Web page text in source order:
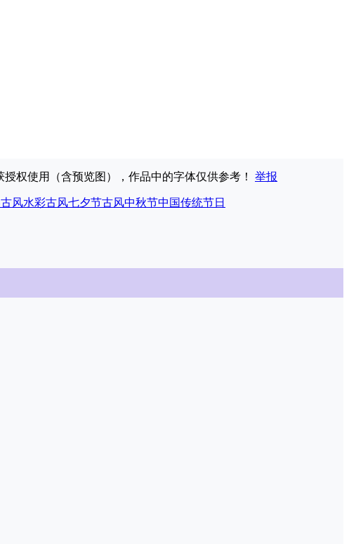
权使用（含预览图），作品中的字体仅供参考！ 举报
古风水彩古风七夕节古风中秋节中国传统节日